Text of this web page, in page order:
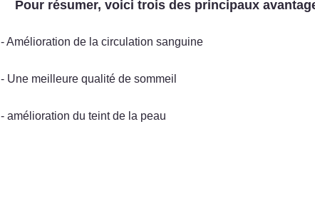
Pour résumer, voici trois des principaux
- Amélioration de la circulation sanguine
- Une meilleure qualité de sommeil
- amélioration du teint de la peau